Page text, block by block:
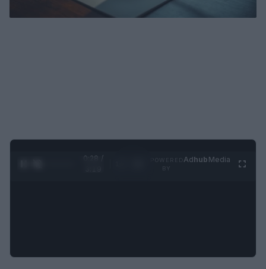
0:29 /
Adhub Media